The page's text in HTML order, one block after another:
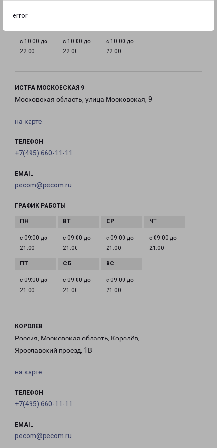
error
с 10:00 до
22:00
с 10:00 до
22:00
с 10:00 до
22:00
ИСТРА МОСКОВСКАЯ 9
Московская область, улица Московская, 9
на карте
ТЕЛЕФОН
+7(495) 660-11-11
EMAIL
pecom@pecom.ru
ГРАФИК РАБОТЫ
с 09:00 до
21:00
с 09:00 до
21:00
с 09:00 до
21:00
с 09:00 до
21:00
с 09:00 до
21:00
с 09:00 до
21:00
с 09:00 до
21:00
КОРОЛЕВ
Россия, Московская область, Королёв,
Ярославский проезд, 1В
на карте
ТЕЛЕФОН
+7(495) 660-11-11
EMAIL
pecom@pecom.ru